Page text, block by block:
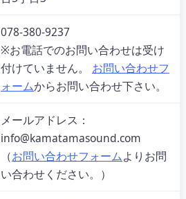
078-380-9237
※お電話でのお問い合わせは受け
付けていません。 お問い合わせフ
ォームからお問い合わせ下さい。
メールアドレス：
info
kamatamasound.com
（お問い合わせフォームよりお問
い合わせください。）